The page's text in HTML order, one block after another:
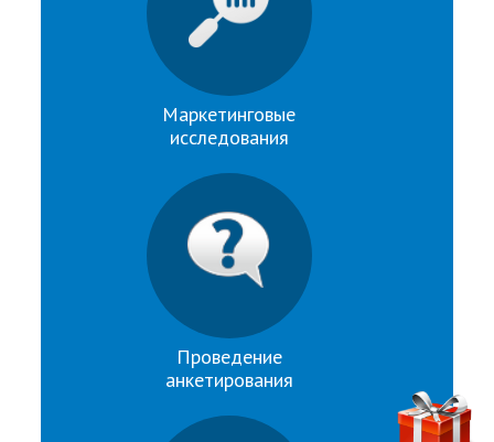
Маркетинговые
исследования
Проведение
анкетирования